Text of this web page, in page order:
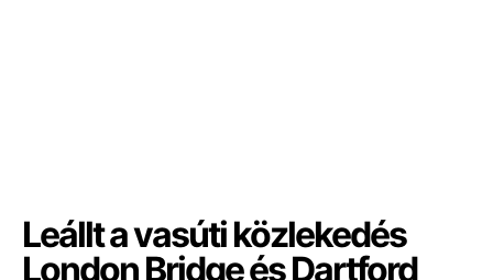
Leállt a vasúti közlekedés
London Bridge és Dartford